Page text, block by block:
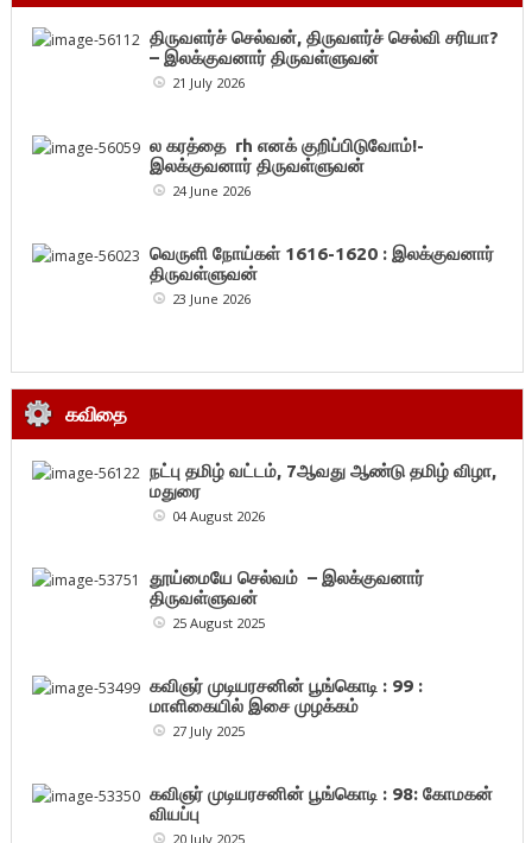
திருவளர்ச் செல்வன், திருவளர்ச் செல்வி சரியா?
– இலக்குவனார் திருவள்ளுவன்
21 July 2026
ல கரத்தை rh எனக் குறிப்பிடுவோம்!-
இலக்குவனார் திருவள்ளுவன்
24 June 2026
வெருளி நோய்கள் 1616-1620 : இலக்குவனார்
திருவள்ளுவன்
23 June 2026
கவிதை
நட்பு தமிழ் வட்டம், 7ஆவது ஆண்டு தமிழ் விழா,
மதுரை
04 August 2026
தூய்மையே செல்வம் – இலக்குவனார்
திருவள்ளுவன்
25 August 2025
கவிஞர் முடியரசனின் பூங்கொடி : 99 :
மாளிகையில் இசை முழக்கம்
27 July 2025
கவிஞர் முடியரசனின் பூங்கொடி : 98: கோமகன்
வியப்பு
20 July 2025